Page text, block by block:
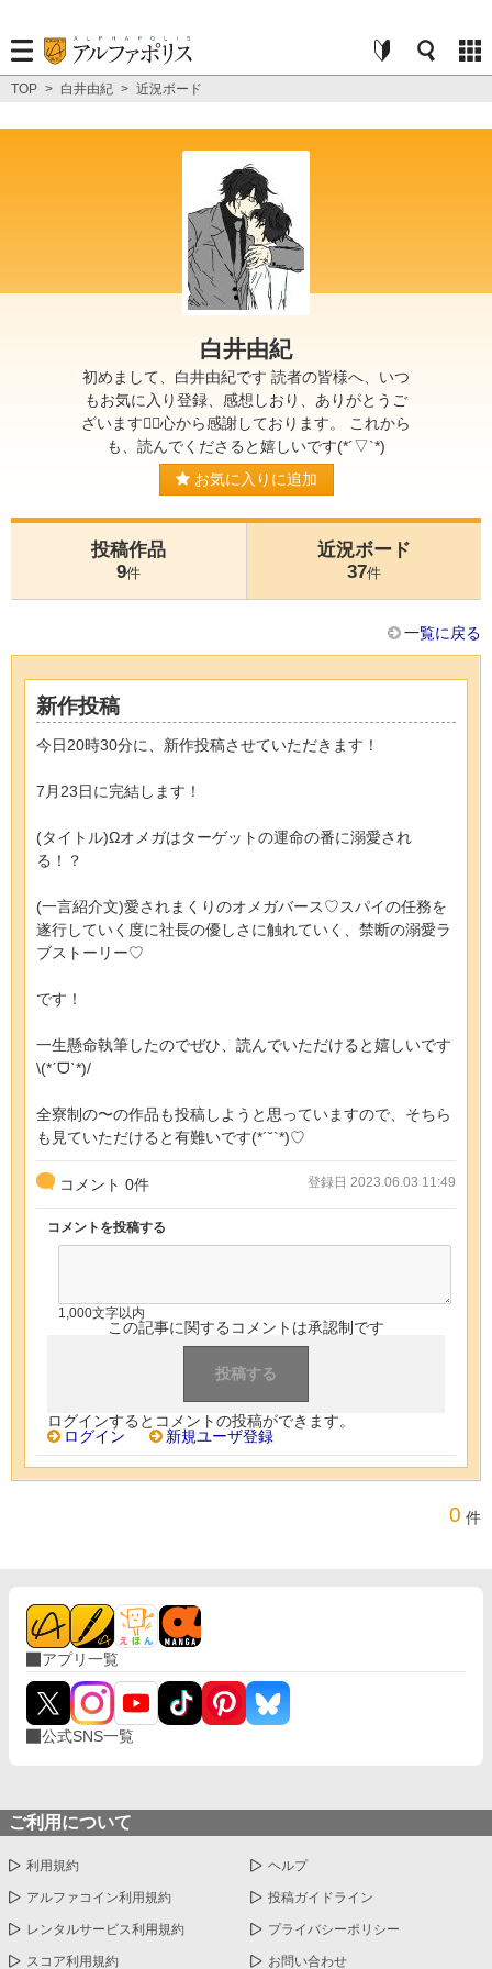
TOP > 白井由紀 > 近況ボード
白井由紀
初めまして、白井由紀です 読者の皆様へ、いつ
もお気に入り登録、感想しおり、ありがとうご
ざいます🙇‍♂️心から感謝しております。 これから
も、読んでくださると嬉しいです(*´▽`*)
お気に入りに追加
投稿作品
9件
近況ボード
37件
一覧に戻る
新作投稿
今日20時30分に、新作投稿させていただきます！
7月23日に完結します！
(タイトル)Ωオメガはターゲットの運命の番に溺愛され
る！？
(一言紹介文)愛されまくりのオメガバース♡スパイの任務を
遂行していく度に社長の優しさに触れていく、禁断の溺愛ラ
ブストーリー♡
です！
一生懸命執筆したのでぜひ、読んでいただけると嬉しいです
\(*ˊᗜˋ*)/
全寮制の〜の作品も投稿しようと思っていますので、そちら
も見ていただけると有難いです(*´˘`*)♡
コメント 0件 登録日 2023.06.03 11:49
コメントを投稿する
1,000文字以内
この記事に関するコメントは承認制です
ログインするとコメントの投稿ができます。
ログイン
新規ユーザ登録
0 件
アプリ一覧
公式SNS一覧
ご利用について
利用規約 ヘルプ
アルファコイン利用規約 投稿ガイドライン
レンタルサービス利用規約 プライバシーポリシー
スコア利用規約 お問い合わせ